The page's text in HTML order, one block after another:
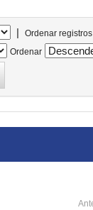
|
Ordenar
Ordenar